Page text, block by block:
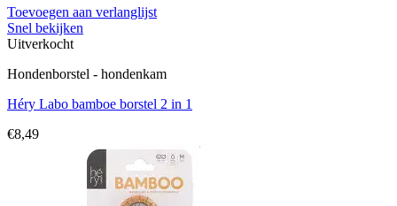
Toevoegen aan verlanglijst
Snel bekijken
Uitverkocht
Hondenborstel - hondenkam
Héry Labo bamboe borstel 2 in 1
€8,49